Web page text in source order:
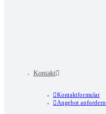
Kontakt
Kontaktformular
Angebot anfordern